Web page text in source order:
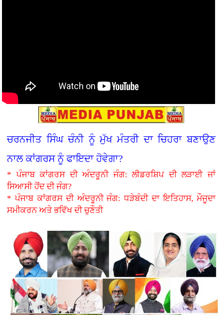
ਚਰਨਜੀਤ ਸਿੰਘ ਚੰਨੀ ਨੂੰ ਮੁੱਖ ਮੰਤਰੀ ਦਾ ਚਿਹਰਾ ਬਣਾਉਣ
ਨਾਲ ਕਾਂਗਰਸ ਨੂੰ ਫਾਇਦਾ ਹੋਵੇਗਾ?
* ਪੰਜਾਬ ਕਾਂਗਰਸ ਦੀ ਅੰਦਰੂਨੀ ਜੰਗ: ਲੀਡਰਸ਼ਿਪ ਦੀ ਲੜਾਈ ਜਾਂ
ਸਿਆਸੀ ਹੋਂਦ ਦੀ ਜੰਗ?
* ਪੰਜਾਬ ਕਾਂਗਰਸ ਦੀ ਅੰਦਰੂਨੀ ਜੰਗ: ਧੜੇਬੰਦੀ ਦਾ ਇਤਿਹਾਸ, ਮੌਜੂਦਾ
ਸਮੀਕਰਨ ਅਤੇ ਭਵਿੱਖ ਦੀ ਚੁਣੌਤੀ